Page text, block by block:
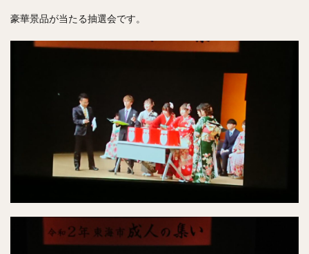
豪華景品が当たる抽選会です。